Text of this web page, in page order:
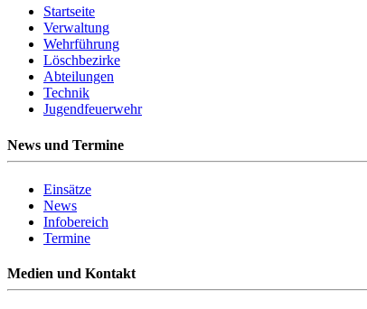
Startseite
Verwaltung
Wehrführung
Löschbezirke
Abteilungen
Technik
Jugendfeuerwehr
News und Termine
Einsätze
News
Infobereich
Termine
Medien und Kontakt